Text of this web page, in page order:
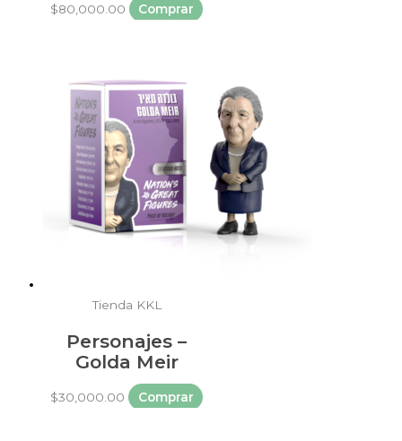
$80,000.00 Comprar
Tienda KKL
Personajes –
Golda Meir
$30,000.00 Comprar